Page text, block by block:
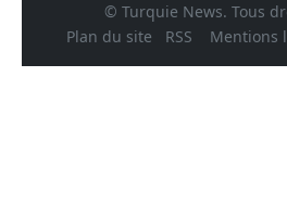
© Turquie News. Tous
Plan du site
RSS Mentions